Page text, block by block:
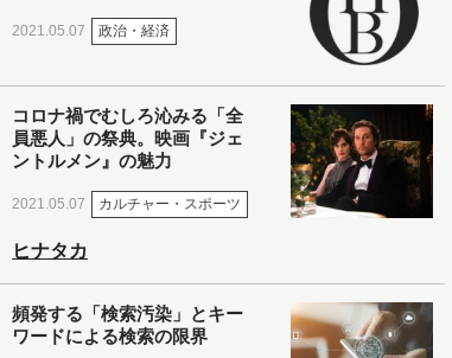
2021.05.07 政治・経済
コロナ禍でむしろ沁みる「全
員悪人」の祭典。映画『ジェ
ントルメン』の魅力
2021.05.07 カルチャー・スポーツ
ヒナタカ
頻発する「検索汚染」とキー
ワードによる検索の限界